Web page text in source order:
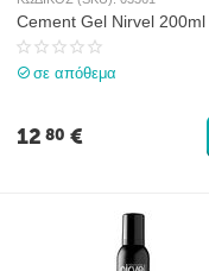
Cement Gel Nirvel 200ml
σε απόθεμα
12 80 €